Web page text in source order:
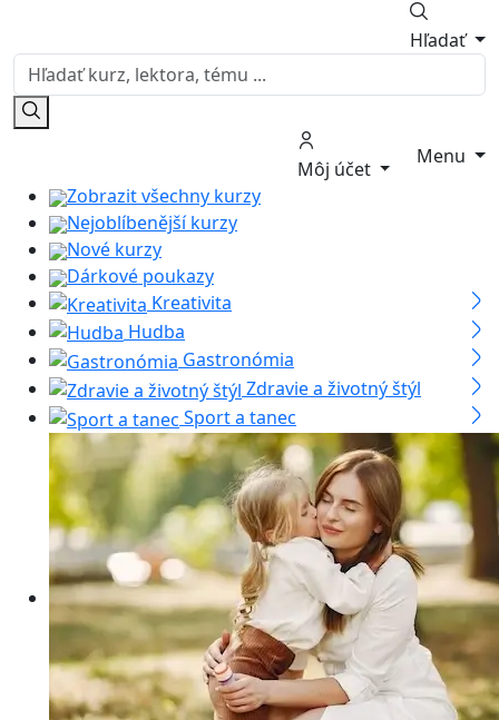
Hľadať
Môj účet
Menu
Zobrazit všechny kurzy
Nejoblíbenější kurzy
Nové kurzy
Dárkové poukazy
Kreativita
Hudba
Gastronómia
Zdravie a životný štýl
Sport a tanec